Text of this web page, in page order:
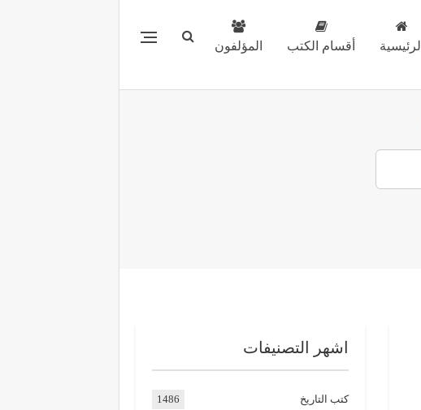
الرئيسية أقسام الكتب المؤلفون
اشهر التصنيفات
كتب التاريخ 1486